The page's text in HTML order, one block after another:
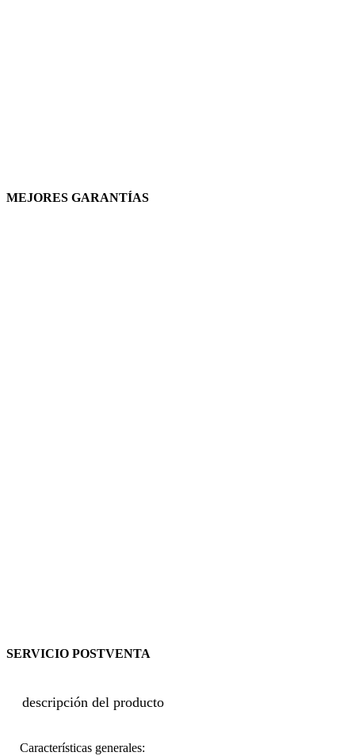
MEJORES GARANTÍAS
SERVICIO POSTVENTA
descripción del producto
Características generales: